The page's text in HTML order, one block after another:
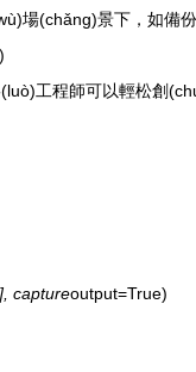
場(chǎng)景下，如備
工程師可以輕松創
captureoutput=True)